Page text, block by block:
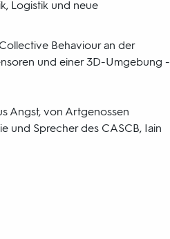
Logistik und neue
Behaviour an der
und einer 3D-Umgebung -
Angst, von Artgenossen
und Sprecher des CASCB, Iain